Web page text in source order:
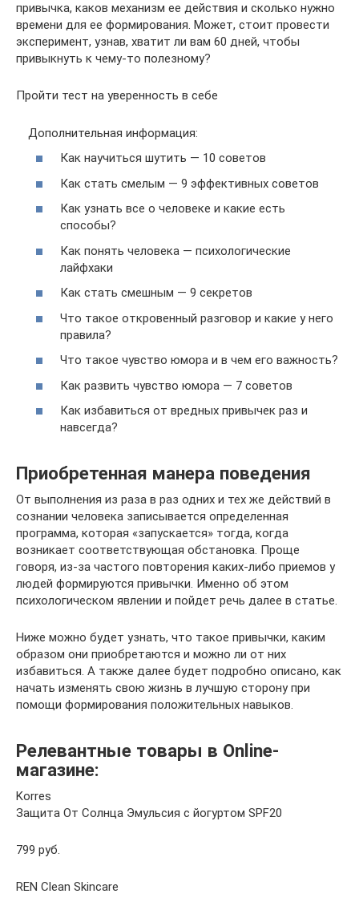
привычка, каков механизм ее действия и сколько нужно
времени для ее формирования. Может, стоит провести
эксперимент, узнав, хватит ли вам 60 дней, чтобы
привыкнуть к чему-то полезному?
Пройти тест на уверенность в себе
Дополнительная информация:
Как научиться шутить — 10 советов
Как стать смелым — 9 эффективных советов
Как узнать все о человеке и какие есть
способы?
Как понять человека — психологические
лайфхаки
Как стать смешным — 9 секретов
Что такое откровенный разговор и какие у него
правила?
Что такое чувство юмора и в чем его важность?
Как развить чувство юмора — 7 советов
Как избавиться от вредных привычек раз и
навсегда?
Приобретенная манера поведения
От выполнения из раза в раз одних и тех же действий в
сознании человека записывается определенная
программа, которая «запускается» тогда, когда
возникает соответствующая обстановка. Проще
говоря, из-за частого повторения каких-либо приемов у
людей формируются привычки. Именно об этом
психологическом явлении и пойдет речь далее в статье.
Ниже можно будет узнать, что такое привычки, каким
образом они приобретаются и можно ли от них
избавиться. А также далее будет подробно описано, как
начать изменять свою жизнь в лучшую сторону при
помощи формирования положительных навыков.
Релевантные товары в Online-
магазине:
Korres
Защита От Солнца Эмульсия с йогуртом SPF20
799 руб.
REN Clean Skincare